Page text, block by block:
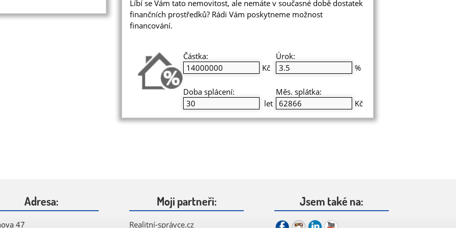
Líbí se Vám tato nemovitost, ale nemáte v současné době dostatek
finančních prostředků? Rádi Vám poskytneme možnost
financování.
Částka:
Kč
Úrok:
%
Doba splácení:
let
Měs. splátka:
Kč
Adresa:
47
Moji partneři:
Realitní-správce.cz
Jsem také na: